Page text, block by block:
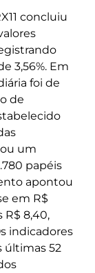
concluiu
3,56%. Em
foi de
de
um
papéis
apontou
em R$
R$ 8,40,
indicadores
últimas 52